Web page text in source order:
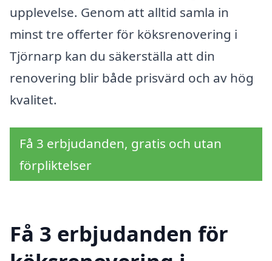
upplevelse. Genom att alltid samla in
minst tre offerter för köksrenovering i
Tjörnarp kan du säkerställa att din
renovering blir både prisvärd och av hög
kvalitet.
Få 3 erbjudanden, gratis och utan
förpliktelser
Få 3 erbjudanden för